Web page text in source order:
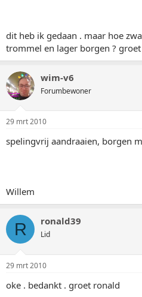
dit heb ik gedaan . maar hoe
trommel en lager borgen ?
wim-v6
Forumbewoner
29 mrt 2010
spelingvrij aandraaien, borgen
Willem
R ronald39
Lid
29 mrt 2010
oke . bedankt . groet ronald